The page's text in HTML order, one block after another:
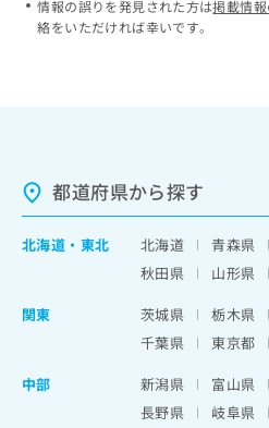
情報の誤りを発見された方は掲載情
絡をいただければ幸いです。
都道府県から探す
北海道 ・ 東北 北海道 青森県
秋田県
山形県
関東
茨城県 栃木県
千葉県
東京都
中部
新潟県 富山県
長野県
岐阜県